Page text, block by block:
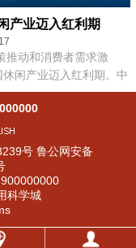
产业迈入红利期
推动和消费者需求激
休闲产业迈入红利期。中
学院财经战略研究院、中
院旅游研究中心等机构
号 鲁公网安备
科学城